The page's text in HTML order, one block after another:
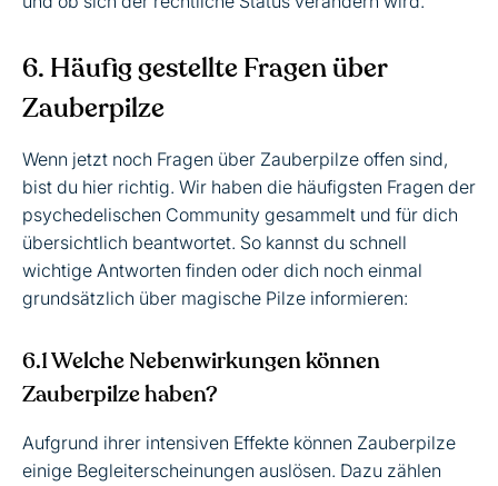
6. Häufig gestellte Fragen über
Zauberpilze
Wenn jetzt noch Fragen über Zauberpilze offen sind,
bist du hier richtig. Wir haben die häufigsten Fragen der
psychedelischen Community gesammelt und für dich
übersichtlich beantwortet. So kannst du schnell
wichtige Antworten finden oder dich noch einmal
grundsätzlich über magische Pilze informieren:
6.1 Welche Nebenwirkungen können
Zauberpilze haben?
Aufgrund ihrer intensiven Effekte können Zauberpilze
einige Begleiterscheinungen auslösen. Dazu zählen